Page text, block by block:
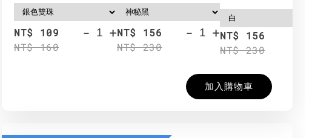
NT$ 109
NT$ 160
- +NT$ 156
NT$ 230
- +NT$ 156
NT$ 230
加入購物車